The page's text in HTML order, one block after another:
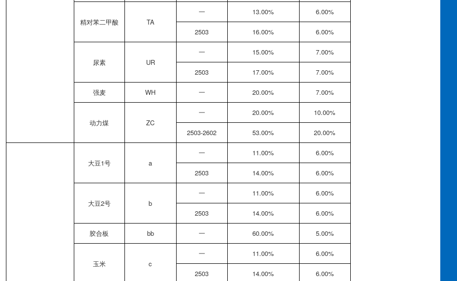
精对苯二甲酸 TA
一 13.00% 6.00%
2503 16.00% 6.00%
尿素 UR
一 15.00% 7.00%
2503 17.00% 7.00%
强麦 WH 一 20.00% 7.00%
动力煤 ZC
一 20.00% 10.00%
2503-2602 53.00% 20.00%
大豆1号 a
一 11.00% 6.00%
2503 14.00% 6.00%
大豆2号 b
一 11.00% 6.00%
2503 14.00% 6.00%
胶合板 bb 一 60.00% 5.00%
玉米 c
一 11.00% 6.00%
2503 14.00% 6.00%